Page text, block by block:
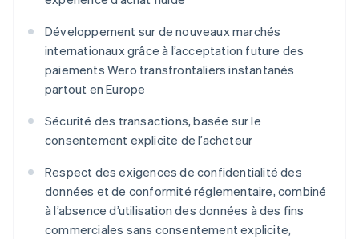
Développement sur de nouveaux marchés
internationaux grâce à l’acceptation future des
paiements Wero transfrontaliers instantanés
partout en Europe
Sécurité des transactions, basée sur le
consentement explicite de l’acheteur
Respect des exigences de confidentialité des
données et de conformité réglementaire, combiné
à l’absence d’utilisation des données à des fins
commerciales sans consentement explicite,